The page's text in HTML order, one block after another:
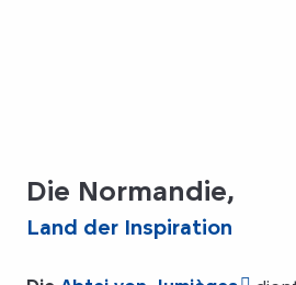
Die Normandie,
Land der Inspiration